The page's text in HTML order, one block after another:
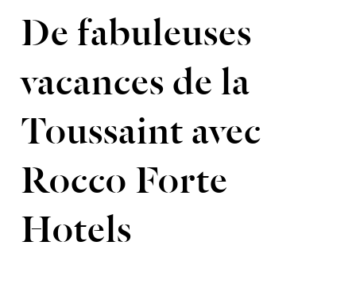
De fabuleuses
vacances de la
Toussaint avec
Rocco Forte
Hotels